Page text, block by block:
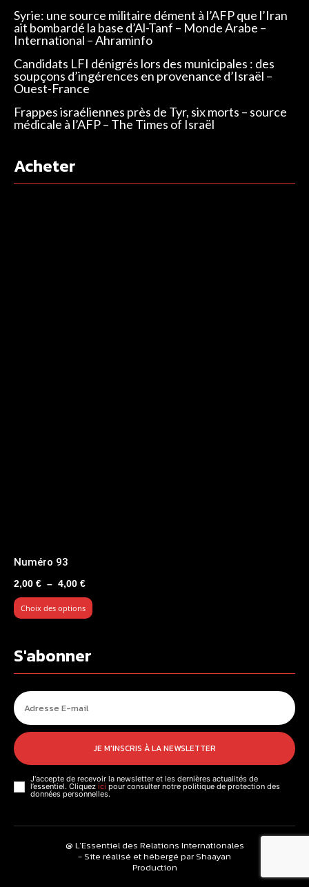
Syrie: une source militaire dément à l’AFP que l’Iran
ait bombardé la base d’Al-Tanf – Monde Arabe –
International – Ahraminfo
Candidats LFI dénigrés lors des municipales : des
soupçons d’ingérences en provenance d’Israël –
Ouest-France
Frappes israéliennes près de Tyr, six morts – source
médicale à l’AFP – The Times of Israël
Acheter
Numéro 93
2,00 € – 4,00 €Plage
de
prix :
4,00 €
Choix des options
S'abonner
JE M'INSCRIS À LA NEWSLETTER
J'accepte de recevoir la newsletter et les dernières actualités de
l’essentiel. Cliquez ici pour consulter notre politique de protection des
données personnelles.
@ L’Essentiel des Relations Internationales
- Site réalisé et hébergé par Shaayan
Production